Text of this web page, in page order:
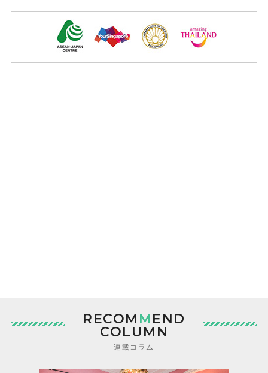
RECOM MEND
COLUMN
連載コラム